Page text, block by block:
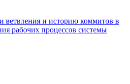
ветвления и историю коммитов в
рабочих процессов системы